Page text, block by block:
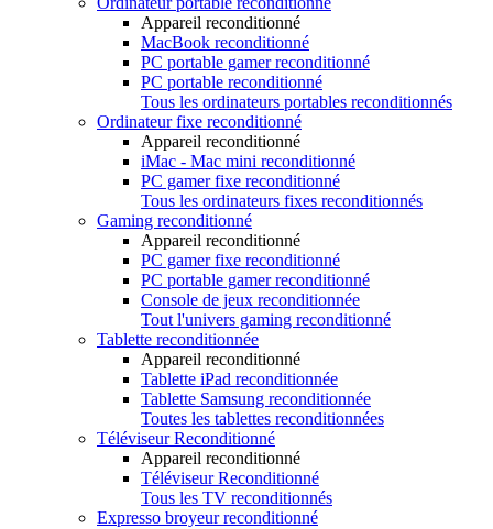
Appareil reconditionné
MacBook reconditionné
PC portable gamer reconditionné
PC portable reconditionné
Tous les ordinateurs portables reconditionnés
Ordinateur fixe reconditionné
Appareil reconditionné
iMac - Mac mini reconditionné
PC gamer fixe reconditionné
Tous les ordinateurs fixes reconditionnés
Gaming reconditionné
Appareil reconditionné
PC gamer fixe reconditionné
PC portable gamer reconditionné
Console de jeux reconditionnée
Tout l'univers gaming reconditionné
Tablette reconditionnée
Appareil reconditionné
Tablette iPad reconditionnée
Tablette Samsung reconditionnée
Toutes les tablettes reconditionnées
Téléviseur Reconditionné
Appareil reconditionné
Téléviseur Reconditionné
Tous les TV reconditionnés
Expresso broyeur reconditionné